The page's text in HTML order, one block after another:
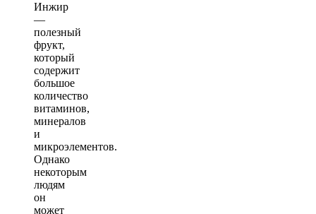
Инжир
—
полезный
фрукт,
который
содержит
большое
количество
витаминов,
минералов
и
микроэлементов.
Однако
некоторым
людям
он
может